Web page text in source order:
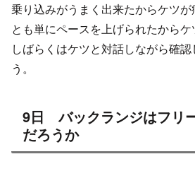
乗り込みがうまく出来たからケツ
とも単にペースを上げられたからケ
しばらくはケツと対話しながら確
う。
9日 バックランジはフリ
だろうか